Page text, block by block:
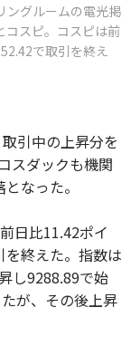
ングルームの電光掲
コスピ。コスピは前
で取引を終え
引中の上昇分を
スダックも機関
なった。
日比11.42ポイ
終えた。指数は
し9288.89で始
が、その後上昇